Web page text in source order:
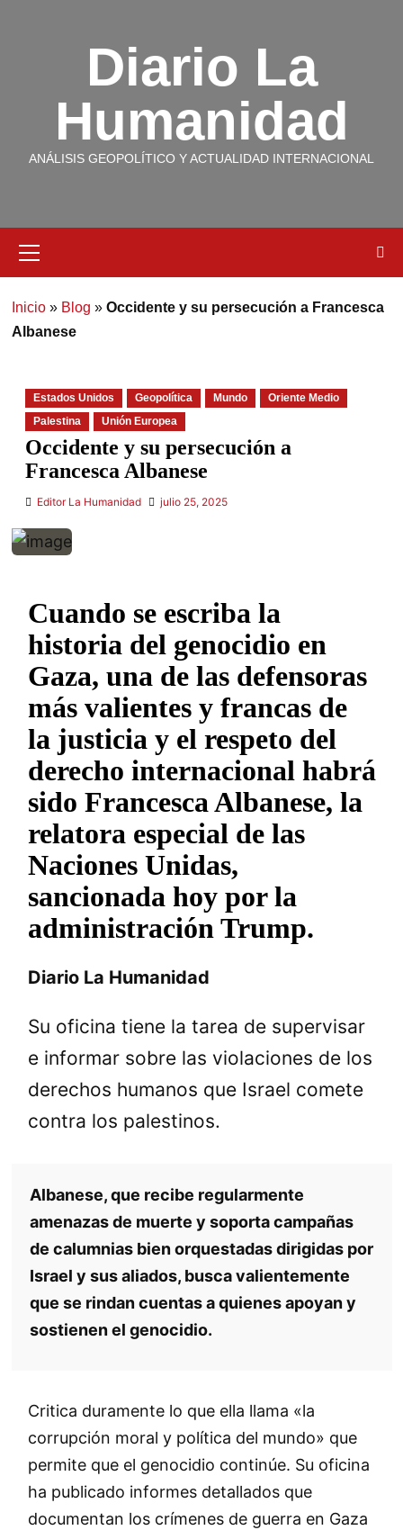
Diario La
Humanidad
ANÁLISIS GEOPOLÍTICO Y ACTUALIDAD INTERNACIONAL
Inicio» Blog » Occidente y su persecución a Francesca
Albanese
Estados Unidos Geopolítica Mundo
Oriente Medio
Palestina
Unión Europea
Occidente y su persecución a
Francesca Albanese
Editor La Humanidad julio 25, 2025
Cuando se escriba la
historia del genocidio en
Gaza, una de las defensoras
más valientes y francas de
la justicia y el respeto del
derecho internacional habrá
sido Francesca Albanese, la
relatora especial de las
Naciones Unidas,
sancionada hoy por la
administración Trump.
Diario La Humanidad
Su oficina tiene la tarea de supervisar
e informar sobre las violaciones de los
derechos humanos que Israel comete
contra los palestinos.
Albanese, que recibe regularmente
amenazas de muerte y soporta campañas
de calumnias bien orquestadas dirigidas por
Israel y sus aliados, busca valientemente
que se rindan cuentas a quienes apoyan y
sostienen el genocidio.
Critica duramente lo que ella llama «la
corrupción moral y política del mundo» que
permite que el genocidio continúe. Su oficina
ha publicado informes detallados que
documentan los crímenes de guerra en Gaza